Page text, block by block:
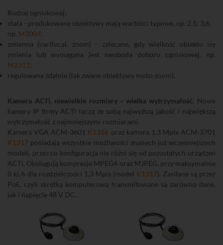
Rodzaj ogniskowej:
stała - produkowane obiektywy mają wartości typowe, np. 2,5; 3,6,
np. M2004;
zmienna (varifocal, zoom) - zalecane, gdy wielkość obiektu się
zmienia lub wymagana jest swoboda doboru ogniskowej, np.
M2311 ;
regulowana zdalnie (tak zwane obiektywy moto-zoom).
Kamera ACTi, niewielkie rozmiary - wielka wytrzymałość. Nowe
kamery IP firmy ACTi łączą ze sobą najwyższą jakość i największą
wytrzymałość z najmniejszymi rozmiarami.
Kamera VGA ACM-3601 K1316 oraz kamera 1,3 Mpix ACM-3701
K1317 posiadają wszystkie możliwości znanych już wcześniejszych
modeli, przez co konfiguracja nie różni się od pozostałych urządzeń
ACTi. Obsługują kompresje MPEG4 oraz MJPEG, przy maksymalnie
8 kl./s dla rozdzielczości 1,3 Mpix (model K1317). Zasilane są przez
PoE, czyli skrętką komputerową transmitowane są zarówno dane,
jak i napięcie 48 V DC.